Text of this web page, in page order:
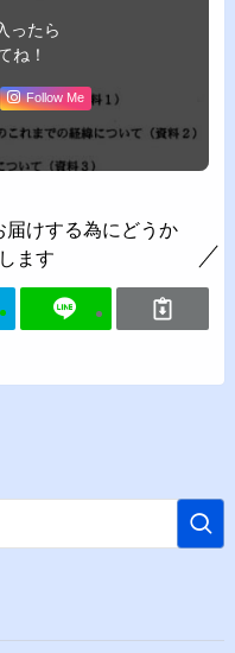
ったら
ね！
Follow Me
けする為にどうか
ます